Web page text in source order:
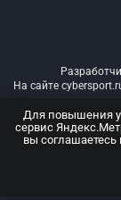
На сайте
© ООО
ООО
Для повышения
сервис
вы